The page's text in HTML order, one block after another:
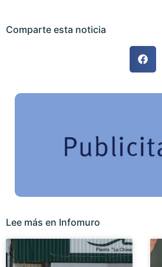
Comparte esta noticia
Lee más en Infomuro